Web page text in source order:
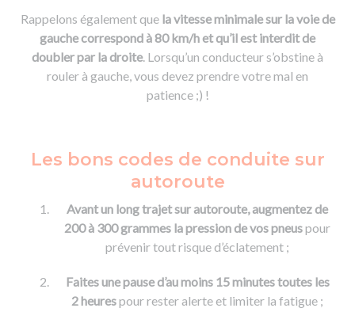
Rappelons également que la vitesse minimale sur la voie de
gauche correspond à 80 km/h et qu’il est interdit de
doubler par la droite. Lorsqu’un conducteur s’obstine à
rouler à gauche, vous devez prendre votre mal en
patience ;) !
Les bons codes de conduite sur
autoroute
Avant un long trajet sur autoroute, augmentez de
200 à 300 grammes la pression de vos pneuspour
prévenir tout risque d’éclatement ;
Faites une pause d’au moins 15 minutes toutes les
2 heurespour rester alerte et limiter la fatigue ;